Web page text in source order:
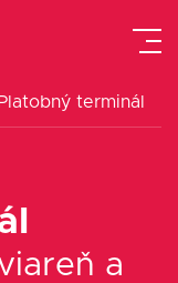
Platobný terminál
a